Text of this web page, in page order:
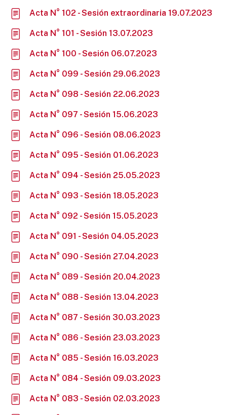
Acta N° 102 - Sesión extraordinaria 19.07.2023
Acta N° 101 - Sesión 13.07.2023
Acta N° 100 - Sesión 06.07.2023
Acta N° 099 - Sesión 29.06.2023
Acta N° 098 - Sesión 22.06.2023
Acta N° 097 - Sesión 15.06.2023
Acta N° 096 - Sesión 08.06.2023
Acta N° 095 - Sesión 01.06.2023
Acta N° 094 - Sesión 25.05.2023
Acta N° 093 - Sesión 18.05.2023
Acta N° 092 - Sesión 15.05.2023
Acta N° 091 - Sesión 04.05.2023
Acta N° 090 - Sesión 27.04.2023
Acta N° 089 - Sesión 20.04.2023
Acta N° 088 - Sesión 13.04.2023
Acta N° 087 - Sesión 30.03.2023
Acta N° 086 - Sesión 23.03.2023
Acta N° 085 - Sesión 16.03.2023
Acta N° 084 - Sesión 09.03.2023
Acta N° 083 - Sesión 02.03.2023